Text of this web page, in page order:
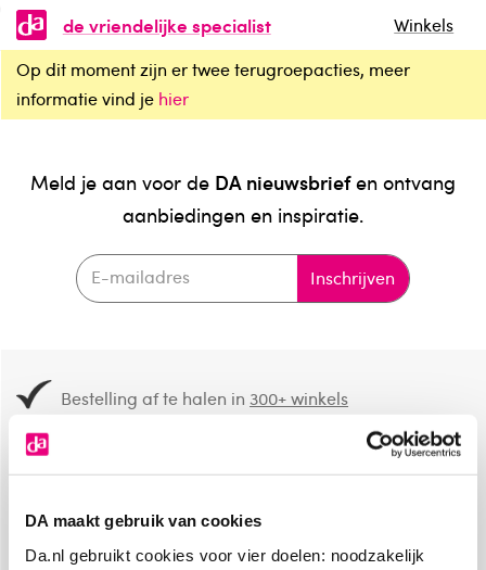
DA maakt gebruik van cookies
Da.nl gebruikt cookies voor vier doelen: noodzakelijk
de vriendelijke specialist
Winkels
Op dit moment zijn er twee terugroepacties, meer
informatie vind je hier
Meld je aan voor de DA nieuwsbriefen ontvang
aanbiedingen en inspiratie.
Inschrijven
Bestelling af te halen in300+ winkels
8.6 uit4.106 reviews